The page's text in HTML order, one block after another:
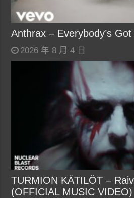
Anthrax – Everybody’s Got
2026 年 8 月 4 日
TURMION KÄTILÖT –
(OFFICIAL MUSIC VIDEO)